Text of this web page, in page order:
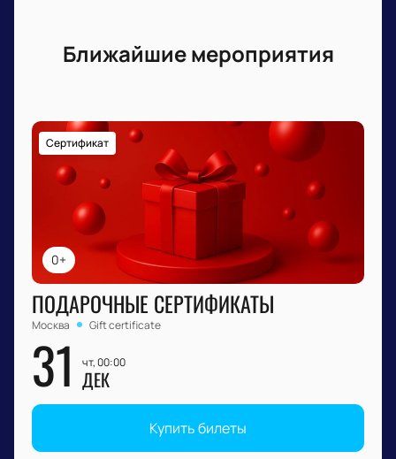
Ближайшие мероприятия
0+
Сертификат
ПОДАРОЧНЫЕ СЕРТИФИКАТЫ
Москва Gift certificate
31 чт, 00:00
ДЕК
Купить билеты